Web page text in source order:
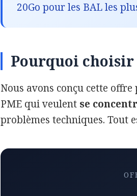
20Go pour les BAL les
Pourquoi choisir
Nous avons conçu cette
PME qui veulent se
problèmes techniques. Tout